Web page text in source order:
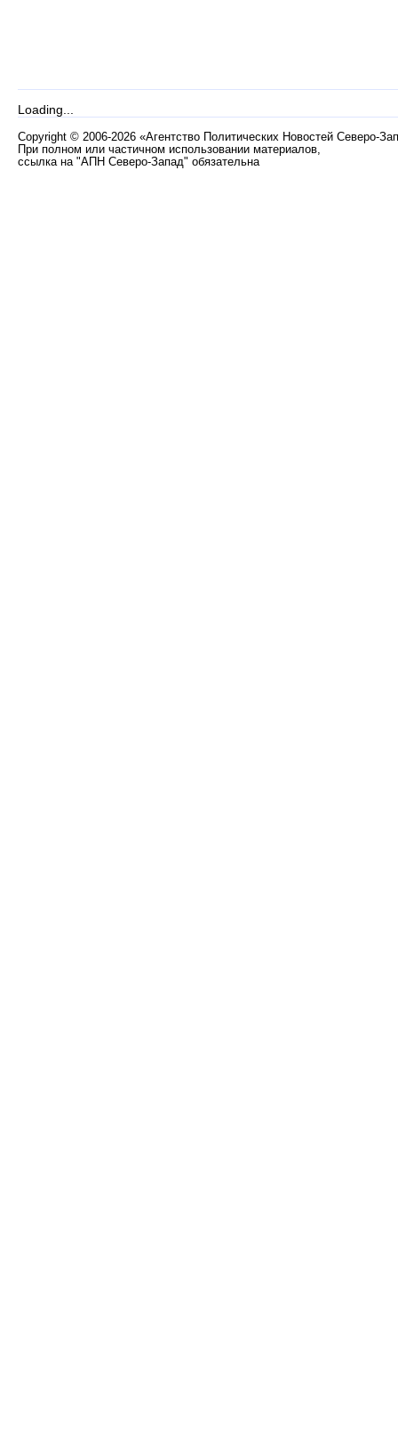
Loading...
Copyright © 2006-2026 «Агентство Политических Новостей Северо-
При полном или частичном использовании материалов,
ссылка на "АПН Северо-Запад" обязательна